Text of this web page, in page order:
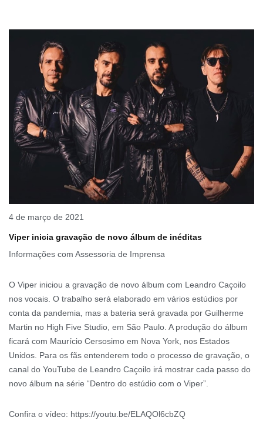
4 de março de 2021
Viper inicia gravação de novo álbum de inéditas
Informações com Assessoria de Imprensa
O Viper iniciou a gravação de novo álbum com Leandro Caçoilo
nos vocais. O trabalho será elaborado em vários estúdios por
conta da pandemia, mas a bateria será gravada por Guilherme
Martin no High Five Studio, em São Paulo. A produção do álbum
ficará com Maurício Cersosimo em Nova York, nos Estados
Unidos. Para os fãs entenderem todo o processo de gravação, o
canal do YouTube de Leandro Caçoilo irá mostrar cada passo do
novo álbum na série “Dentro do estúdio com o Viper”.
Confira o vídeo: https://youtu.be/ELAQOl6cbZQ